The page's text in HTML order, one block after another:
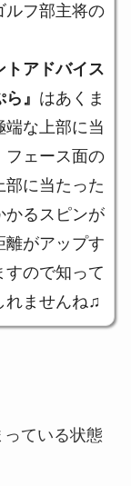
ルフ部主将の
トアドバイス
』 はあくま
端な上部に当
フェース面の
部に当たった
かるスピンが
離がアップす
すので知って
れませんね♫
ている状態